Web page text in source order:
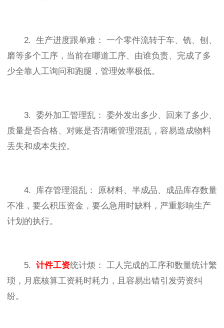
2. 生产进度跟单难： 一个零件流转于车、铣、刨、
磨等多个工序，当前在哪道工序、由谁负责、完成了多
少全靠人工询问和跑腿，管理效率极低。
3. 委外加工管理乱： 委外发出多少、回来了多少、
质量是否合格、对账是否清晰管理混乱，容易造成物料
丢失和成本失控。
4. 库存管理混乱： 原材料、半成品、成品库存数量
不准，要么积压资金，要么急用时缺料，严重影响生产
计划的执行。
5. 计件工资统计烦： 工人完成的工序和数量统计繁
琐，月底核算工资耗时耗力，且容易出错引发劳资纠
纷。